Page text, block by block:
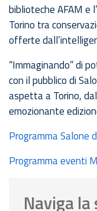
biblioteche AFAM e
Torino tra
offerte
“Immaginando” di
con il pubblico di
aspetta a Torino,
emozionante
Programma Salone
Programma eventi
Naviga la